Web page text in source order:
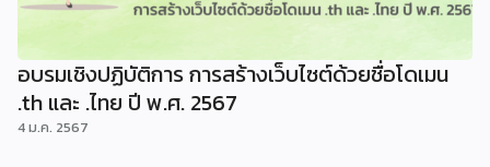
อบรมเชิงปฏิบัติการ การสร้างเว็บไซต์ด้วยชื่อโดเมน
.th และ .ไทย ปี พ.ศ. 2567
4 ม.ค. 2567